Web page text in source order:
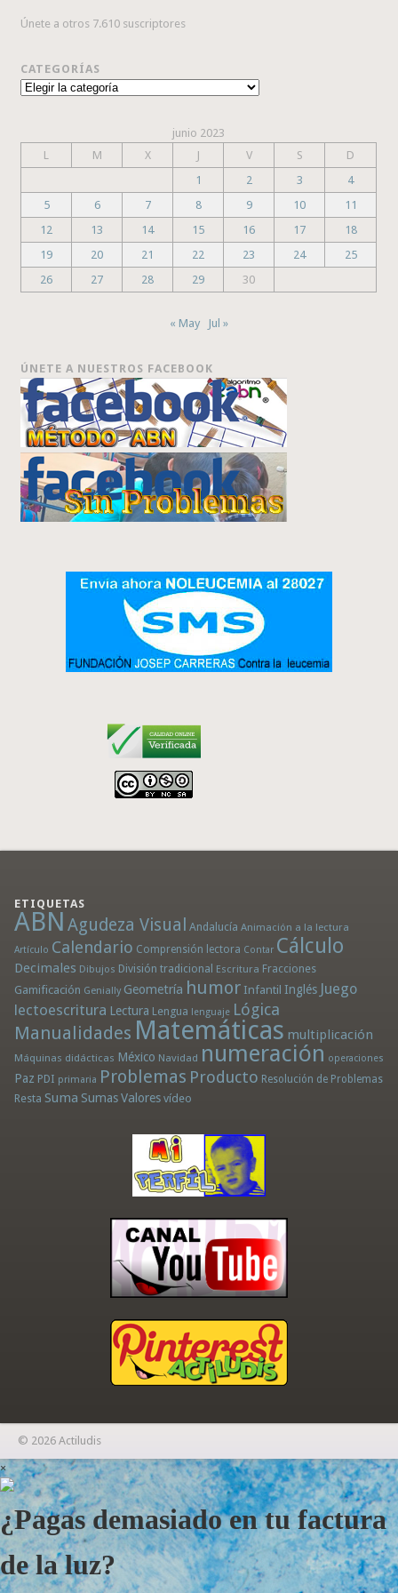
Únete a otros 7.610 suscriptores
CATEGORÍAS
Categorías
junio 2023
L
M X J V S
D
1
2 3
4
5
6 7 8 9 10
11
12
13 14 15 16 17
18
19
20 21 22 23 24
25
26
27 28 29 30
« May Jul »
ÚNETE A NUESTROS FACEBOOK
ETIQUETAS
ABN Agudeza Visual Andalucía Animación a la lectura
Artículo Calendario Comprensión lectora Contar Cálculo
Decimales Dibujos División tradicional Escritura Fracciones
Gamificación Genially Geometría humor Infantil Inglés Juego
lectoescritura Lectura Lengua lenguaje Lógica
Manualidades Matemáticas multiplicación
Máquinas didácticas México Navidad numeración operaciones
Paz PDI primaria Problemas Producto Resolución de Problemas
Resta Suma Sumas Valores vídeo
© 2026 Actiludis
×
¿Pagas demasiado en tu factura
de la luz?